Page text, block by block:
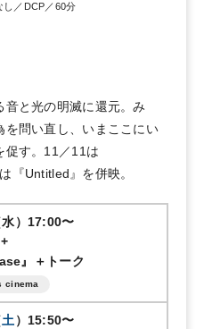
し／DCP／60分
音と光の明滅に還元。み
を問い直し、いまここにい
促す。11／11は
『Untitled』を併映。
）17:00〜
+
』＋トーク
cinema
土 ）15:50〜